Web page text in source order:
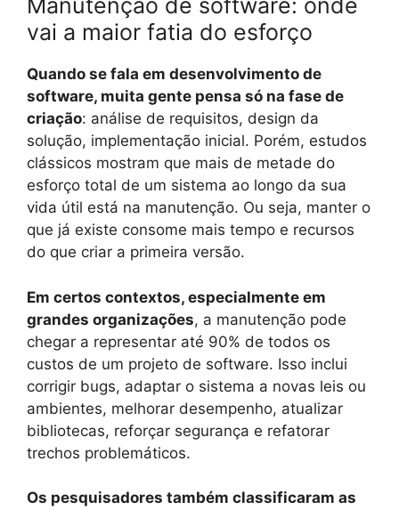
Manutenção de software: onde
vai a maior fatia do esforço
Quando se fala em desenvolvimento de
software, muita gente pensa só na fase de
criação: análise de requisitos, design da
solução, implementação inicial. Porém, estudos
clássicos mostram que mais de metade do
esforço total de um sistema ao longo da sua
vida útil está na manutenção. Ou seja, manter o
que já existe consome mais tempo e recursos
do que criar a primeira versão.
Em certos contextos, especialmente em
grandes organizações, a manutenção pode
chegar a representar até 90% de todos os
custos de um projeto de software. Isso inclui
corrigir bugs, adaptar o sistema a novas leis ou
ambientes, melhorar desempenho, atualizar
bibliotecas, reforçar segurança e refatorar
trechos problemáticos.
Os pesquisadores também classificaram as